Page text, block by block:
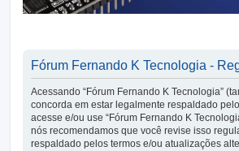
Fórum Fernando K Tecnologia -
Acessando “Fórum Fernando K Tecnologia”
concorda em estar legalmente respaldado
acesse e/ou use “Fórum Fernando K
nós recomendamos que você revise isso
respaldado pelos termos e/ou atualizações